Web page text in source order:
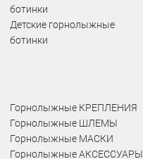
ботинки
Детские горнолыжные
ботинки
Горнолыжные КРЕПЛЕНИЯ
Горнолыжные ШЛЕМЫ
Горнолыжные МАСКИ
Горнолыжные АКСЕССУАРЫ